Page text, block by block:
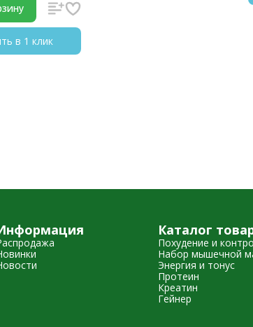
в 1 клик
Каталог
Похудение и
Набор мышечной
Энергия и тонус
Протеин
Креатин
Гейнер